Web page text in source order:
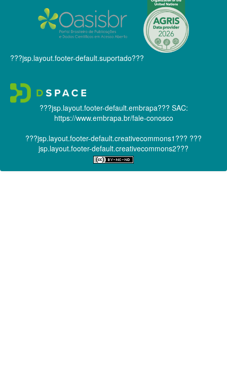
???jsp.layout.footer-default.suportado???
???jsp.layout.footer-default.embrapa??? SAC:
https://www.embrapa.br/fale-conosco
???jsp.layout.footer-default.creativecommons1??? ???
jsp.layout.footer-default.creativecommons2???